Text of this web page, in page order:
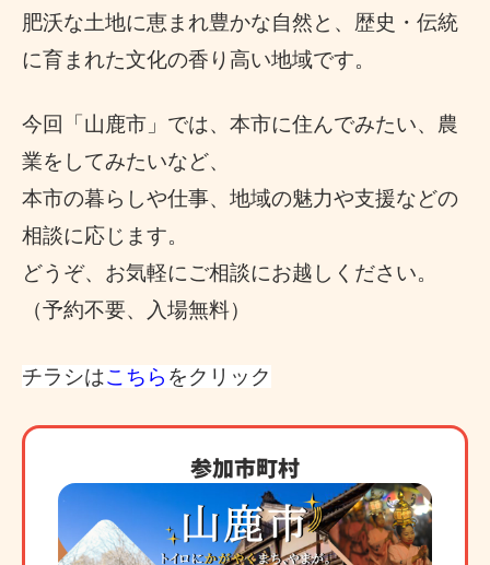
肥沃な土地に恵まれ豊かな自然と、歴史・伝統
に育まれた文化の香り高い地域です。
今回「山鹿市」では、本市に住んでみたい、農
業をしてみたいなど、
本市の暮らしや仕事、 地域の魅力や支援などの
相談に応じます。
どうぞ、お気軽にご相談にお越しください。
（予約不要、入場無料）
チラシはこちら をクリック
参加市町村